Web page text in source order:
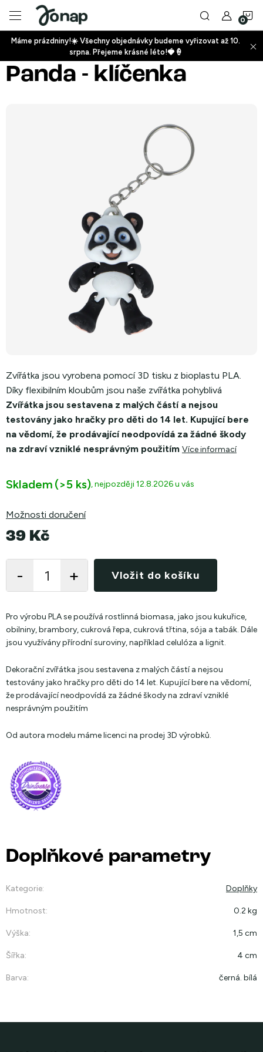
obsah
+
Máme prázdniny!☀️ Všechny objednávky budeme vyřizovat až 10.
srpna. Přejeme krásné léto!🍓🍦
Panda - klíčenka
Zvířátka jsou vyrobena pomocí 3D tisku z bioplastu PLA.
Díky flexibilním kloubům jsou naše zvířátka pohyblivá
Zvířátka jsou sestavena z malých částí a nejsou
testovány jako hračky pro děti do 14 let. Kupující bere
na vědomí, že prodávající neodpovídá za žádné škody
na zdraví vzniklé nesprávným použitím Více informací
Skladem (>5 ks) 12.8.2026
Možnosti doručení
39 Kč
cena:
Vložit do košíku
Pro výrobu PLA se používá rostlinná biomasa, jako jsou kukuřice,
obilniny, brambory, cukrová řepa, cukrová třtina, sója a tabák. Dále
jsou využívány přírodní suroviny, například celulóza a lignit.
Dekorační zvířátka jsou sestavena z malých částí a nejsou
testovány jako hračky pro děti do 14 let. Kupující bere na vědomí,
že prodávající neodpovídá za žádné škody na zdraví vzniklé
nesprávným použitím
Od autora modelu máme licenci na prodej 3D výrobků.
Doplňkové parametry
Kategorie: Doplňky
Hmotnost: 0.2 kg
Výška: 1,5 cm
Šířka: 4 cm
Barva: černá. bílá